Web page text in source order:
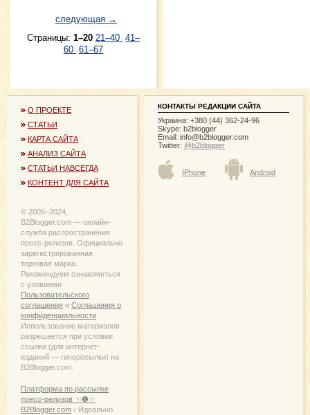
следующая →
Страницы: 1–20 21–40 41–
60 61–67
О ПРОЕКТЕ
СТАТЬИ
КАРТА САЙТА
АНАЛИЗ САЙТА
СТАТЬИ НАВСЕГДА
КОНТЕНТ ДЛЯ САЙТА
© 2005−2024,
B2Blogger.com — онлайн-
служба распространения
пресс-релизов. Официально
зарегистрированная
торговая марка.
Рекомендуем ознакомиться
с уловиями
Пользовательского
соглашения и Соглашения о
конфиденциальности
Использование материалов
разрешается при условии
ссылки (для интернет-
изданий — гиперссылки) на
B2Blogger.com.
Платформа по рассылке
пресс-релизов ☜❶☞
B2Blogger.com › Идеально
КОНТАКТЫ РЕДАКЦИИ САЙТА
Украина: +380 (44) 362-24-96
Skype: b2blogger
Email: info@b2blogger.com
Twitter: @b2blogger
IPhone Android